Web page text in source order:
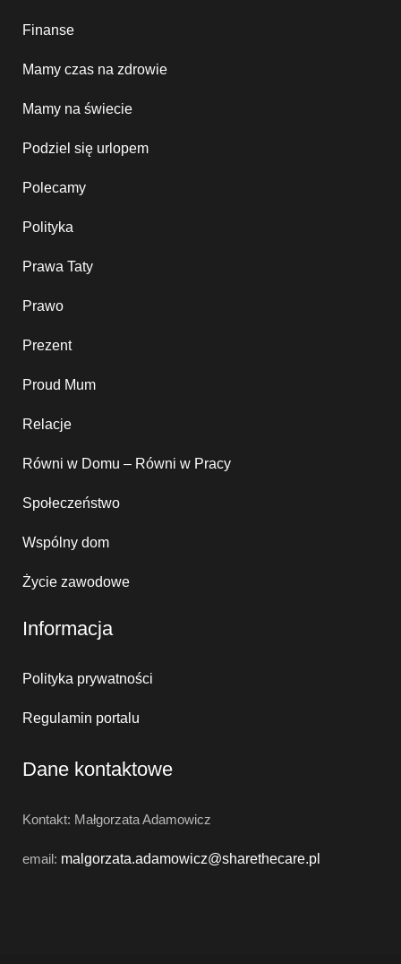
Finanse
Mamy czas na zdrowie
Mamy na świecie
Podziel się urlopem
Polecamy
Polityka
Prawa Taty
Prawo
Prezent
Proud Mum
Relacje
Równi w Domu – Równi w Pracy
Społeczeństwo
Wspólny dom
Życie zawodowe
Informacja
Polityka prywatności
Regulamin portalu
Dane kontaktowe
Kontakt: Małgorzata Adamowicz
email: malgorzata.adamowicz@sharethecare.pl